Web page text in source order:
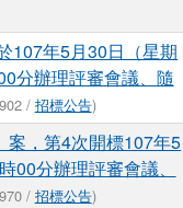
107年5月30日（星期
分辦理評審會議、隨
/ 招標公告)
案，第4次開標107年5
分辦理評審會議、
/ 招標公告)